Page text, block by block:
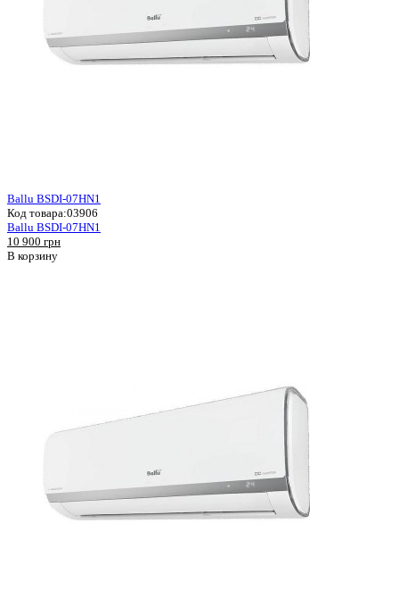
Ballu BSDI-07HN1
Код товара:03906
Ballu BSDI-07HN1
10 900 грн
В корзину